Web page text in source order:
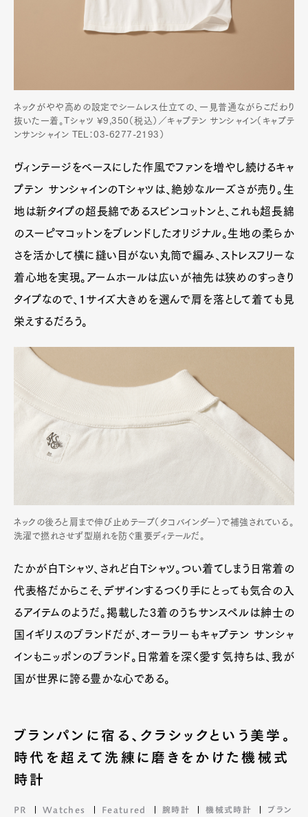
ネックがやや高めの設定でシームレス仕立ての、一見普通ながらこだわり
抜いた一着。Tシャツ ¥9,350（税込）／キャプテン サンシャイン（キャプテ
ンサンシャイン TEL：03-6277-2193）
ヴィンテージをベースにした作風でファンを増やし続けるキャ
プテン サンシャインのTシャツは、絶妙なルーズさが売り。生
地は新タイプの超長綿であるスビンコットンと、これも超長綿
のスーピマコットンをブレンドしたオリジナル。生地の柔らか
さを活かして横に縫い目がない丸筒で編み、ストレスフリーな
着心地を実現。アームホールは広いが袖先は狭めのすっきり
タイプなので、1サイズ大きめを選んで肩を落として着ても見
栄えするだろう。
ネックの後ろと肩まで伸び止めテープ（タコバインダー）で補強されている。
洗濯で撚れさせず型崩れを防ぐ重要ディテールだ。
たかが白Tシャツ、されど白Tシャツ。つい着てしまう日常着の
代表格だからこそ、デザインするつくり手にとっても気合の入
るアイテムのようだ。掲載した3着のうちサンスペルは紳士の
国イギリスのブランドだが、オーラリーもキャプテン サンシャ
インもニッポンのブランド。日常着を深く愛す気持ちは、我が
国が世界に誇る豊かな心である。
ブランパンに宿る、クラシックという美学。
時代を超えて洗練に磨きをかけた機械式
時計
PR Watches Featured 腕時計 機械式時計
ブラン